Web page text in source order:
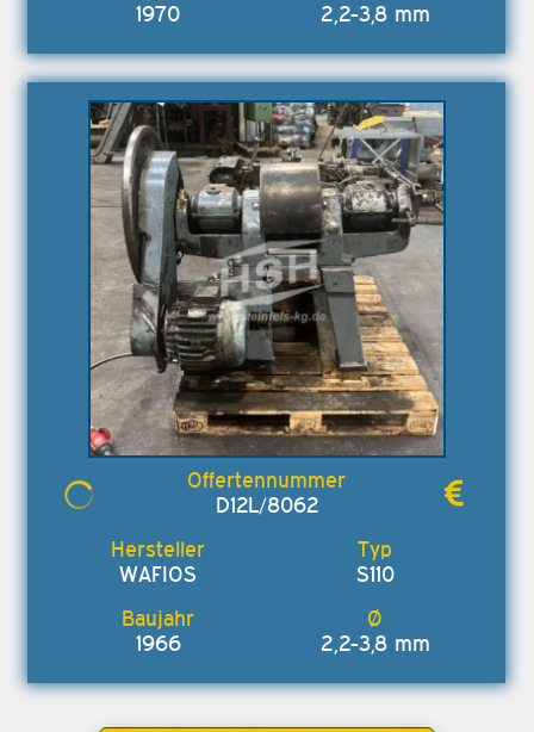
1970 2,2-3,8 mm
D12L/8062
WAFIOS S110
1966 2,2-3,8 mm